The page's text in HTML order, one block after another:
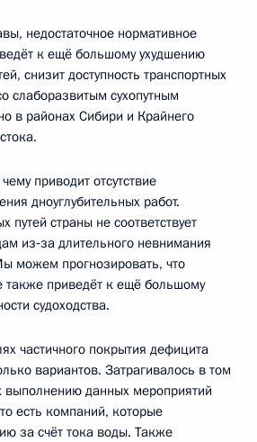
недостаточное нормативное
к ещё большому ухудшению
снизит доступность транспортных
слаборазвитым сухопутным
в районах Сибири и Крайнего
приводит отсутствие
дноуглубительных работ.
путей страны не соответствует
из‑за длительного невнимания
можем прогнозировать, что
также приведёт к ещё большому
судоходства.
частичного покрытия дефицита
вариантов. Затрагивалось в том
выполнению данных мероприятий
есть компаний, которые
за счёт тока воды. Также